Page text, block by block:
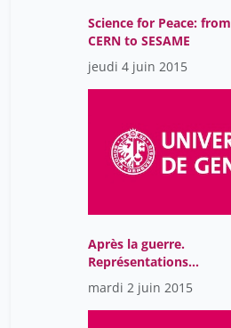
Science for Peace: from
CERN to SESAME
jeudi 4 juin 2015
Après la guerre.
Représentations
artistiques et
mobilisation politique
mardi 2 juin 2015